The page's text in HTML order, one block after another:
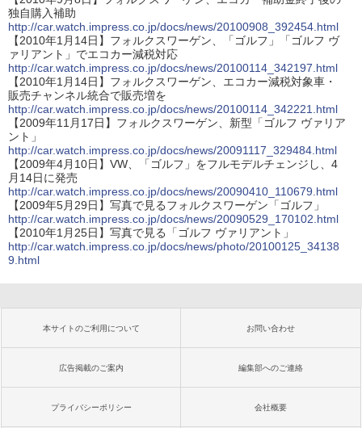
独自購入補助
http://car.watch.impress.co.jp/docs/news/20100908_392454.html
【2010年1月14日】フォルクスワーゲン、「ゴルフ」「ゴルフ ヴ
ァリアント」でエコカー減税対応
http://car.watch.impress.co.jp/docs/news/20100114_342197.html
【2010年1月14日】フォルクスワーゲン、エコカー減税対象車・
販売チャンネル統合で販売増を
http://car.watch.impress.co.jp/docs/news/20100114_342221.html
【2009年11月17日】フォルクスワーゲン、新型「ゴルフ ヴァリア
ント」
http://car.watch.impress.co.jp/docs/news/20091117_329484.html
【2009年4月10日】VW、「ゴルフ」をフルモデルチェンジし、4
月14日に発売
http://car.watch.impress.co.jp/docs/news/20090410_110679.html
【2009年5月29日】写真で見るフォルクスワーゲン「ゴルフ」
http://car.watch.impress.co.jp/docs/news/20090529_170102.html
【2010年1月25日】写真で見る「ゴルフ ヴァリアント」
http://car.watch.impress.co.jp/docs/news/photo/20100125_34138
9.html
本サイトのご利用について お問い合わせ
広告掲載のご案内 編集部へのご連絡
プライバシーポリシー 会社概要